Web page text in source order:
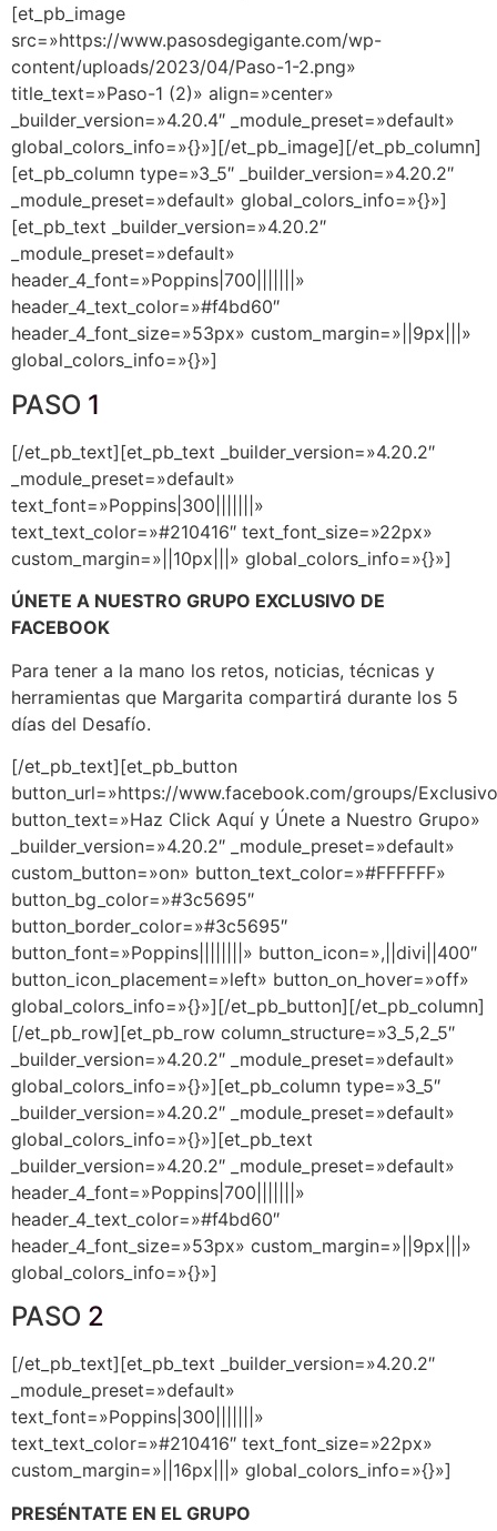
[et_pb_image
src=»https://www.pasosdegigante.com/wp-
content/uploads/2023/04/Paso-1-2.png»
title_text=»Paso-1 (2)» align=»center»
_builder_version=»4.20.4″ _module_preset=»default»
global_colors_info=»{}»][/et_pb_image][/et_pb_column]
[et_pb_column type=»3_5″ _builder_version=»4.20.2″
_module_preset=»default» global_colors_info=»{}»]
[et_pb_text _builder_version=»4.20.2″
_module_preset=»default»
header_4_font=»Poppins|700|||||||»
header_4_text_color=»#f4bd60″
header_4_font_size=»53px» custom_margin=»||9px|||»
global_colors_info=»{}»]
PASO 1
[/et_pb_text][et_pb_text _builder_version=»4.20.2″
_module_preset=»default»
text_font=»Poppins|300|||||||»
text_text_color=»#210416″ text_font_size=»22px»
custom_margin=»||10px|||» global_colors_info=»{}»]
ÚNETE A NUESTRO GRUPO EXCLUSIVO DE
FACEBOOK
Para tener a la mano los retos, noticias, técnicas y
herramientas que Margarita compartirá durante los 5
días del Desafío.
[/et_pb_text][et_pb_button
button_url=»https://www.facebook.com/groups/
button_text=»Haz Click Aquí y Únete a Nuestro Grupo»
_builder_version=»4.20.2″ _module_preset=»default»
custom_button=»on» button_text_color=»#FFFFFF»
button_bg_color=»#3c5695″
button_border_color=»#3c5695″
button_font=»Poppins||||||||» button_icon=»||divi||400″
button_icon_placement=»left» button_on_hover=»off»
global_colors_info=»{}»][/et_pb_button][/et_pb_column]
[/et_pb_row][et_pb_row column_structure=»3_5,2_5″
_builder_version=»4.20.2″ _module_preset=»default»
global_colors_info=»{}»][et_pb_column type=»3_5″
_builder_version=»4.20.2″ _module_preset=»default»
global_colors_info=»{}»][et_pb_text
_builder_version=»4.20.2″ _module_preset=»default»
header_4_font=»Poppins|700|||||||»
header_4_text_color=»#f4bd60″
header_4_font_size=»53px» custom_margin=»||9px|||»
global_colors_info=»{}»]
PASO 2
[/et_pb_text][et_pb_text _builder_version=»4.20.2″
_module_preset=»default»
text_font=»Poppins|300|||||||»
text_text_color=»#210416″ text_font_size=»22px»
custom_margin=»||16px|||» global_colors_info=»{}»]
PRESÉNTATE EN EL GRUPO